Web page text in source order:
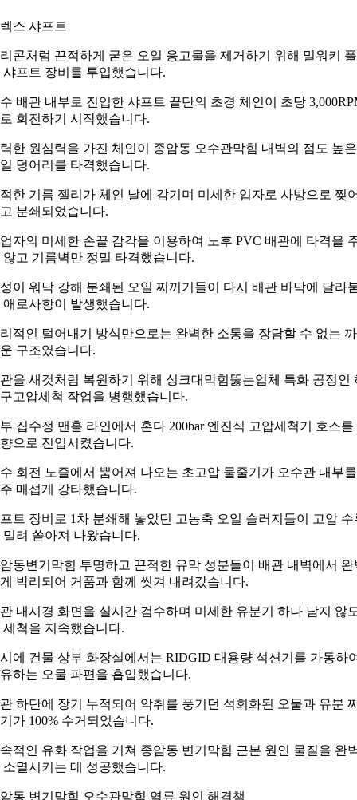
스 샤프트
콘처럼 끈적하게 굳은 오일 응고물을 제거하기 위해 밀워키
샤프트 장비를 투입했습니다.
배관 내부로 진입한 샤프트 끝단의 초경 체인이 초당
회전하기 시작했습니다.
한 원심력을 가진 체인이 종암동 오수관막힘 내벽의 점도 높은
덩어리를 타격했습니다.
한 기름 젤리가 체인 날에 감기며 미세한 입자로 사방으로 찢
분쇄되었습니다.
자의 미세한 손끝 감각을 이용하여 노후 PVC 배관에 타격을
않고 기름벽만 정밀 타격했습니다.
이 워낙 강해 분쇄된 오일 찌꺼기들이 다시 배관 바닥에 달라
애로사항이 발생했습니다.
적인 털어내기 방식만으로는 완벽한 소통을 장담할 수 없는
구조였습니다.
을 새것처럼 복원하기 위해 싱크대막힘뚫는업체 특화 공정인
고압세척 작업을 병행했습니다.
집수정 맨홀 라인에서 혼다 200bar 엔진식 고압세척기 호스를
으로 진입시켰습니다.
회전 노즐에서 뿜어져 나오는 초고압 물줄기가 오수관 내부를
매섭게 강타했습니다.
트 장비로 1차 분쇄해 놓았던 고농축 오일 슬러지들이 고압 수
밀려 쏟아져 나왔습니다.
동변기막힘 투명하고 끈적한 유막 성분들이 배관 내벽에서 완
박리되어 거품과 함께 씻겨 내려갔습니다.
내시경 화면을 실시간 검수하며 미세한 유분기 하나 남지 않
세척을 지속했습니다.
에 건물 상부 화장실에서는 RIDGID 대용량 석션기를 가동하
하는 오물 파편을 흡입했습니다.
하단에 장기 누적되어 악취를 풍기던 석회화된 오물과 유분
가 100% 수거되었습니다.
적인 유화 작업을 거쳐 종암동 변기막힘 근본 원인 물질을 완
소멸시키는 데 성공했습니다.
동 변기막힘 오수관막힘 역류 원인 해결책